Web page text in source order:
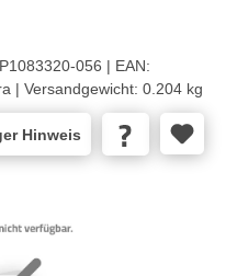
P1083320-056 | EAN:
| Versandgewicht: 0.204 kg
Hinweis